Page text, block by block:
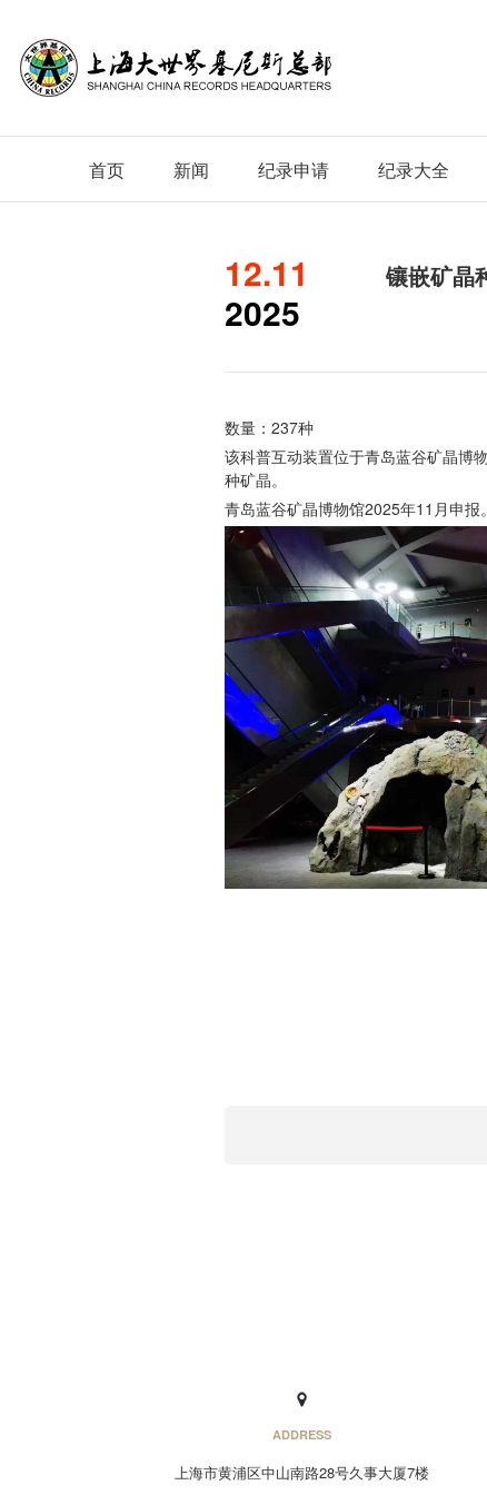
首页 新闻 纪录申请 纪录大全
12.11
2025
镶嵌矿晶
数量：237种
该科普互动装置位于青岛蓝谷矿晶博
种矿晶。
青岛蓝谷矿晶博物馆2025年11月申报。
ADDRESS
上海市黄浦区中山南路28号久事大厦7楼